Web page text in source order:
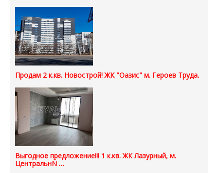
Продам 2 к.кв. Новострой! ЖК "Оазис" м. Героев Труда.
Выгодное предложение!!! 1 к.кв. ЖК Лазурный, м.
ЦентральнÑ …